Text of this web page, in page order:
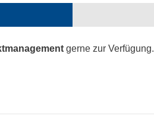
gerne zur Verfügung.